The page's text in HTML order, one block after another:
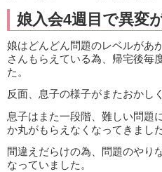
娘入会4週目で異変
娘はどんどん問題のレベルがあ
さんもらえている為、帰宅後毎
た。
反面、息子の様子がまたおかし
息子はまた一段階、難しい問題
か丸がもらえなくなってきました
間違えだらけの為、問題のやり
なっていました。